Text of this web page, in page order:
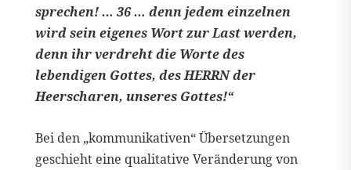
sprechen! … 36 … denn jedem einzelnen
wird sein eigenes Wort zur Last werden,
denn ihr verdreht die Worte des
lebendigen Gottes, des HERRN der
Heerscharen, unseres Gottes!“
Bei den „kommunikativen“ Übersetzungen
geschieht eine qualitative Veränderung von